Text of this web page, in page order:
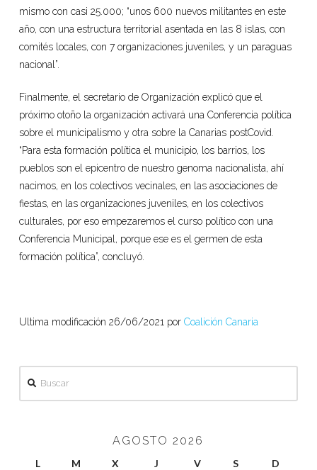
mismo con casi 25.000; “unos 600 nuevos militantes en este
año, con una estructura territorial asentada en las 8 islas, con
comités locales, con 7 organizaciones juveniles, y un paraguas
nacional”.
Finalmente, el secretario de Organización explicó que el
próximo otoño la organización activará una Conferencia política
sobre el municipalismo y otra sobre la Canarias postCovid.
“Para esta formación política el municipio, los barrios, los
pueblos son el epicentro de nuestro genoma nacionalista, ahí
nacimos, en los colectivos vecinales, en las asociaciones de
fiestas, en las organizaciones juveniles, en los colectivos
culturales, por eso empezaremos el curso político con una
Conferencia Municipal, porque ese es el germen de esta
formación política”, concluyó.
Ultima modificación 26/06/2021 por Coalición Canaria
AGOSTO 2026
L M X J V S D